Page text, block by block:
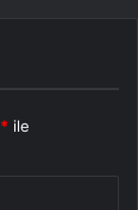
* ile